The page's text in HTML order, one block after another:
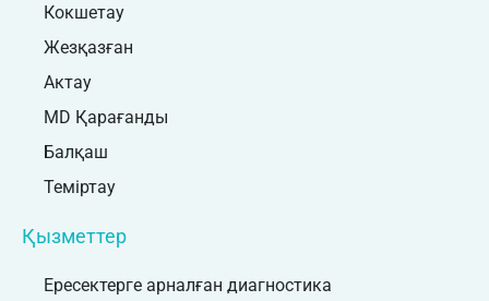
Кокшетау
Жезқазған
Актау
MD Қарағанды
Балқаш
Теміртау
Қызметтер
Ересектерге арналған диагностика